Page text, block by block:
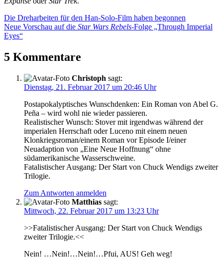
Beitragsnavigation
Vorheriger
Beitrag:
Die Dreharbeiten für den Han-Solo-Film haben begonnen
Nächster
Beitrag:
Neue Vorschau auf die Star Wars Rebels-Folge „Through Imperial
Eyes“
5 Kommentare
Christoph sagt:
Dienstag, 21. Februar 2017 um 20:46 Uhr
Postapokalyptisches Wunschdenken: Ein Roman von Abel G.
Peña – wird wohl nie wieder passieren.
Realistischer Wunsch: Stover mit irgendwas während der
imperialen Herrschaft oder Luceno mit einem neuen
Klonkriegsroman/einem Roman vor Episode I/einer
Neuadaption von „Eine Neue Hoffnung“ ohne
südamerikanische Wasserschweine.
Fatalistischer Ausgang: Der Start von Chuck Wendigs zweiter
Trilogie.
Zum Antworten anmelden
Matthias sagt:
Mittwoch, 22. Februar 2017 um 13:23 Uhr
>>Fatalistischer Ausgang: Der Start von Chuck Wendigs
zweiter Trilogie.<<
Nein! …Nein!…Nein!…Pfui, AUS! Geh weg!